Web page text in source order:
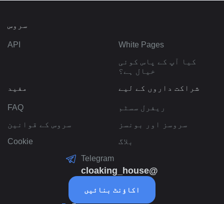
سروس
White Pages
API
کیا آپ کے پاس کوئی
خیال ہے؟
شراکت داروں کے لیے
ریفرل سسٹم
سروسز اور بونسز
بلاگ
مفید
FAQ
سروس کے قوانین
Cookie
Telegram
@cloaking_house
اکاؤنٹ بنائیں